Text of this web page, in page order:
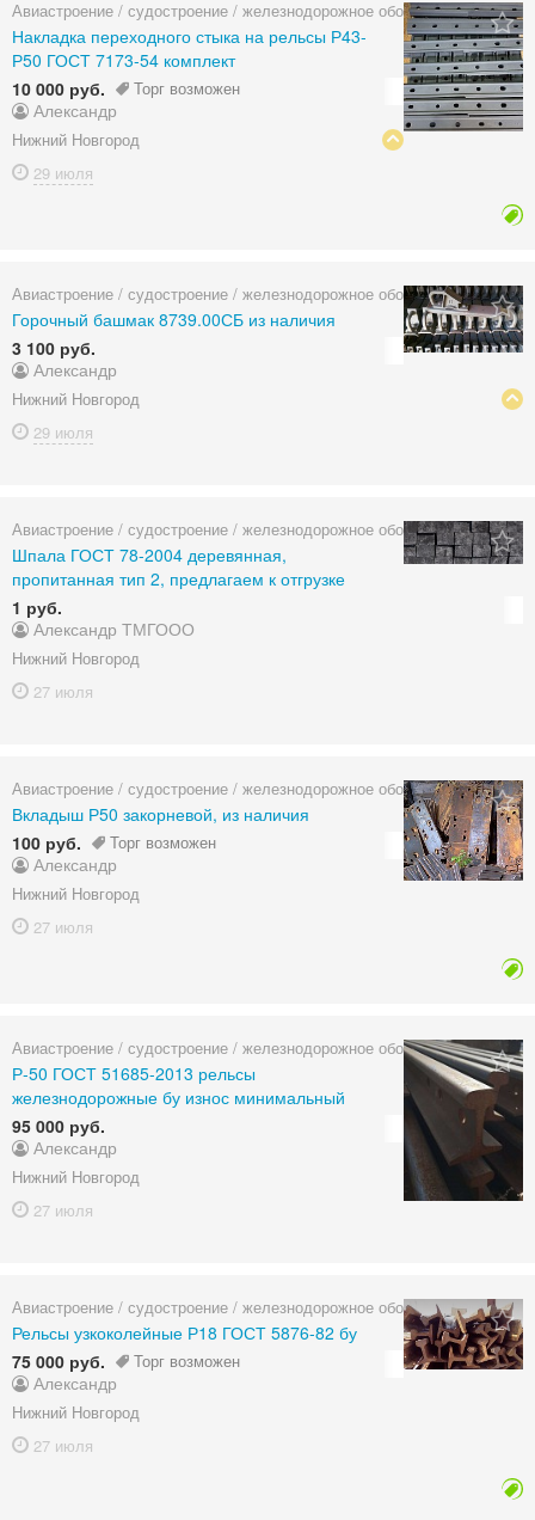
Авиастроение / судостроение / железнодорожное оборудование
Накладка переходного стыка на рельсы Р43-
Р50 ГОСТ 7173-54 комплект
10 000 руб.
Торг возможен
Александр
Нижний Новгород
29 июля
Авиастроение / судостроение / железнодорожное оборудование
Горочный башмак 8739.00СБ из наличия
3 100 руб.
Александр
Нижний Новгород
29 июля
Авиастроение / судостроение / железнодорожное оборудование
Шпала ГОСТ 78-2004 деревянная,
пропитанная тип 2, предлагаем к отгрузке
1 руб.
Александр ТМГООО
Нижний Новгород
27 июля
Авиастроение / судостроение / железнодорожное оборудование
Вкладыш Р50 закорневой, из наличия
100 руб.
Торг возможен
Александр
Нижний Новгород
27 июля
Авиастроение / судостроение / железнодорожное оборудование
Р-50 ГОСТ 51685-2013 рельсы
железнодорожные бу износ минимальный
95 000 руб.
Александр
Нижний Новгород
27 июля
Авиастроение / судостроение / железнодорожное оборудование
Рельсы узкоколейные Р18 ГОСТ 5876-82 бу
75 000 руб.
Торг возможен
Александр
Нижний Новгород
27 июля